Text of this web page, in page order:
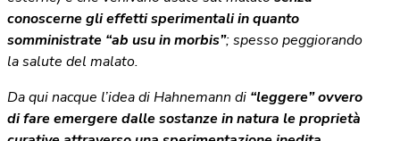
conoscerne gli effetti sperimentali in quanto
somministrate “ab usu in morbis”; spesso peggiorando
la salute del malato.
Da qui nacque l’idea di Hahnemann di “leggere” ovvero
di fare emergere dalle sostanze in natura le proprietà